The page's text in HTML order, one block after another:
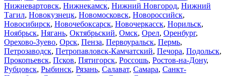
Нижневартовск, Нижнекамск, Нижний Новгород, Нижний
Тагил, Новокузнецк, Новомосковск, Новороссийск,
Новосибирск, Новочебоксарск, Новочеркасск, Норильск,
Ноябрьск, Нягань, Октябрьский, Омск, Орел, Оренбург,
Орехово-Зуево, Орск, Пенза, Первоуральск, Пермь,
Петрозаводск, Петропавловск-Камчатский, Печора, Подольск,
Прокопьевск, Псков, Пятигорск, Россошь, Ростов-на-Дону,
Рубцовск, Рыбинск, Рязань, Салават, Самара, Санкт-